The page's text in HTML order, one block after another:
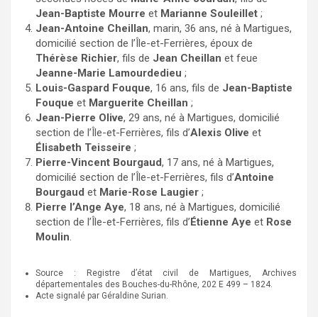
Jean-Baptiste Mourre et Marianne Souleillet ;
Jean-Antoine Cheillan, marin, 36 ans, né à Martigues,
domicilié section de l’Île-et-Ferrières, époux de
Thérèse Richier, fils de Jean Cheillan et feue
Jeanne-Marie Lamourdedieu ;
Louis-Gaspard Fouque, 16 ans, fils de Jean-Baptiste
Fouque et Marguerite Cheillan ;
Jean-Pierre Olive, 29 ans, né à Martigues, domicilié
section de l’Île-et-Ferrières, fils d’Alexis Olive et
Élisabeth Teisseire ;
Pierre-Vincent Bourgaud, 17 ans, né à Martigues,
domicilié section de l’Île-et-Ferrières, fils d’Antoine
Bourgaud et Marie-Rose Laugier ;
Pierre l’Ange Aye, 18 ans, né à Martigues, domicilié
section de l’Île-et-Ferrières, fils d’Étienne Aye et Rose
Moulin.
Source : Registre d’état civil de Martigues, Archives
départementales des Bouches-du-Rhône, 202 E 499 – 1824.
Acte signalé par Géraldine Surian.